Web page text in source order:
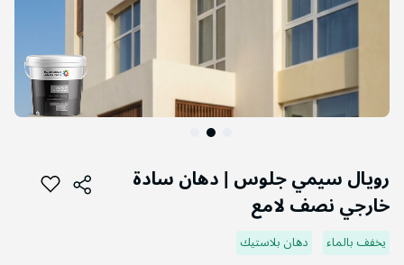
رويال سيمي جلوس | دهان سادة
خارجي نصف لامع
يخفف بالماء دهان بلاستيك
بداية
معرض
الصور